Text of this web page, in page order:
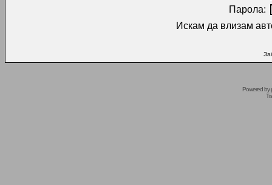
Парола:
Искам да влизам
Powered by